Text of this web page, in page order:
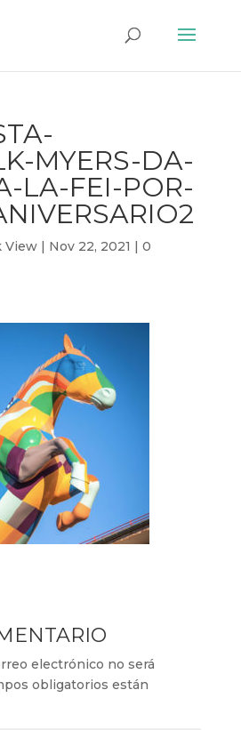
MYERS-DA-
LA-FEI-POR-
View| Nov 22, 2021 | 0
electrónico no será
obligatorios están